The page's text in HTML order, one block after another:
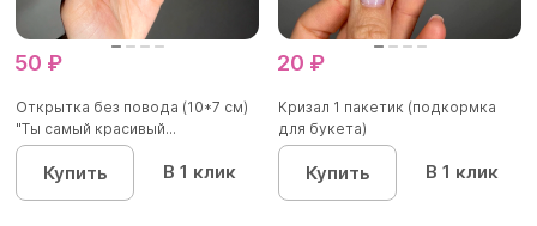
50 ₽
Открытка без повода (10*7 см)
"Ты самый красивый...
Купить В 1 клик
20 ₽
Кризал 1 пакетик (подкормка
для букета)
Купить В 1 клик